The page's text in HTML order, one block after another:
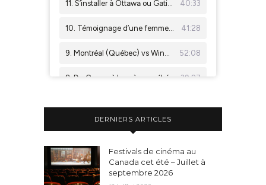
DERNIERS ARTICLES
Festivals de cinéma au
Canada cet été – Juillet à
septembre 2026